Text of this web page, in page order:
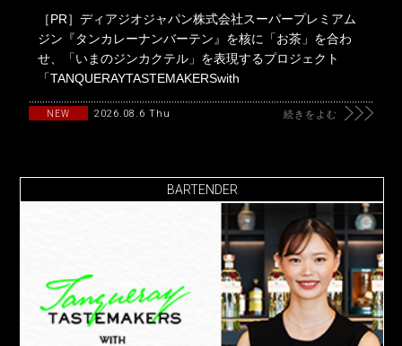
［PR］ディアジオジャパン株式会社スーパープレミアム
ジン『タンカレーナンバーテン』を核に「お茶」を合わ
せ、「いまのジンカクテル」を表現するプロジェクト
「TANQUERAYTASTEMAKERSwith
NEW 2026.08.6 Thu 続きをよむ
BARTENDER